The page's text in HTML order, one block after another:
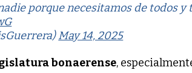
porque necesitamos de todos y
May 14, 2025
bonaerense,